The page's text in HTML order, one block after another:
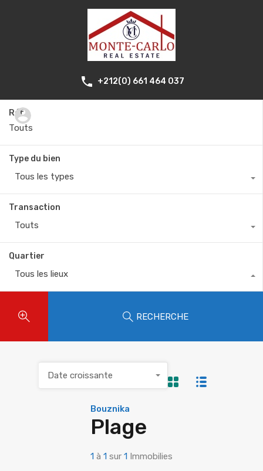
+212(0) 661 464 037
Réf.
Type du bien
Tous les types
Transaction
Touts
Quartier
Tous les lieux
RECHERCHE
Bouznika
Plage
1 à 1 sur 1 Immobilies
Date croissante